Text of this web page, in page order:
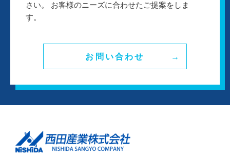
さい。 お客様のニーズに合わせたご提案をしま
す。
お問い合わせ